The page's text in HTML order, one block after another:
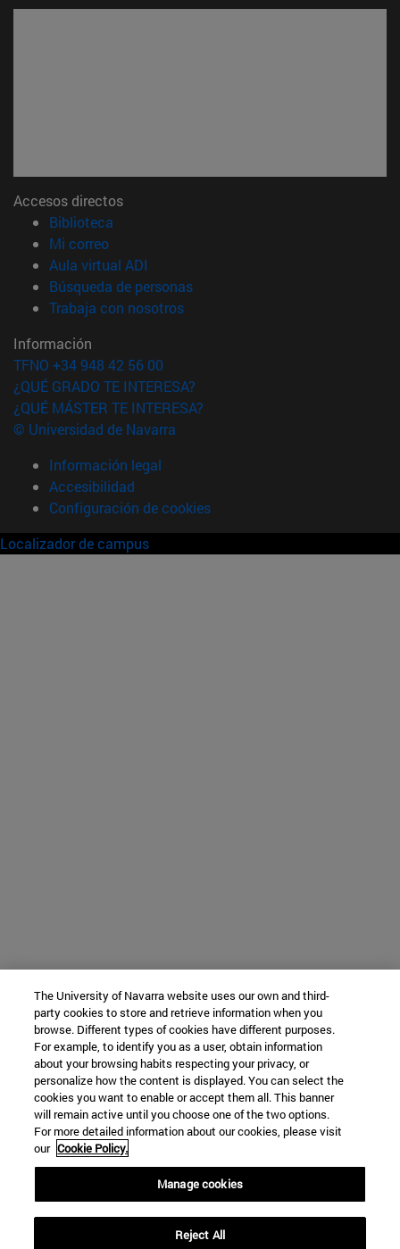
Accesos directos
Biblioteca
Mi correo(abre en nueva ventana)
Aula virtual ADI
Búsqueda de personas(abre en nueva ventana)
Trabaja con nosotros(abre en nueva ventana)
Información
TFNO +34 948 42 56 00
¿QUÉ GRADO TE INTERESA?
¿QUÉ MÁSTER TE INTERESA?
© Universidad de Navarra
Información legal
Accesibilidad
Configuración de cookies
Localizador de campus
The University of Navarra website uses our own and third-
party cookies to store and retrieve information when you
browse. Different types of cookies have different purposes.
For example, to identify you as a user, obtain information
about your browsing habits respecting your privacy, or
personalize how the content is displayed. You can select the
cookies you want to enable or accept them all. This banner
will remain active until you choose one of the two options.
For more detailed information about our cookies, please visit
our Cookie Policy.
Manage cookies
Reject All